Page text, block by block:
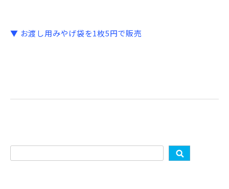
▼ お渡し用みやげ袋を1枚5円で販売